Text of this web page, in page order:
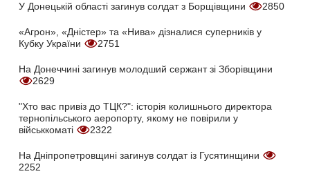
У Донецькій області загинув солдат з Борщівщини 2850
«Агрон», «Дністер» та «Нива» дізналися суперників у
Кубку України
2751
На Донеччині загинув молодший сержант зі Зборівщини
2629
"Хто вас привіз до ТЦК?": історія колишнього директора
тернопільського аеропорту, якому не повірили у
військкоматі
2322
На Дніпропетровщині загинув солдат із Гусятинщини
2252